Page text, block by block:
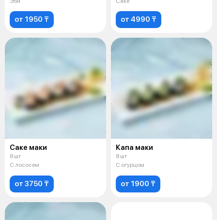
от 1950 ₸ от 4990 ₸
Саке маки
8 шт
С лососем
от 3750 ₸
Капа маки
8 шт
С огурцом
от 1900 ₸